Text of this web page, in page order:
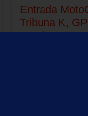
Entrada
Tribuna K, GP
Catalunya